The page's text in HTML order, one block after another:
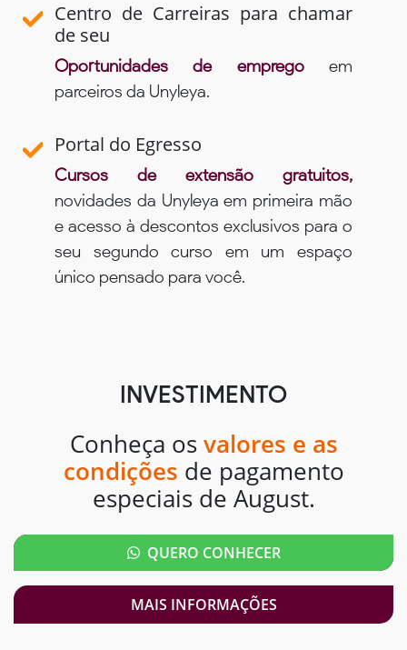
Centro de Carreiras para chamar
de seu
Oportunidades de empregoem
parceiros da Unyleya.
Portal do Egresso
Cursos de extensão gratuitos,
novidades da Unyleya em primeira mão
e acesso à descontos exclusivos para o
seu segundo curso em um espaço
único pensado para você.
INVESTIMENTO
Conheça os valores e as
condições de pagamento
especiais de August.
QUERO CONHECER
MAIS INFORMAÇÕES